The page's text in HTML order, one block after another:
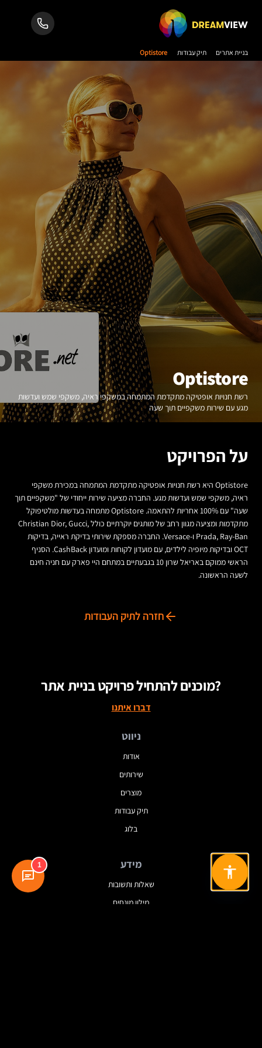
בניית אתרים תיק עבודות Optistore
Optistore
רשת חנויות אופטיקה מתקדמת המתמחה במשקפי ראיה, משקפי שמש ועדשות
מגע עם שירות משקפיים תוך שעה
על הפרויקט
Optistore היא רשת חנויות אופטיקה מתקדמת המתמחה במכירת משקפי
ראיה, משקפי שמש ועדשות מגע. החברה מציעה שירות ייחודי של "משקפיים תוך
שעה" עם 100% אחריות להתאמה. Optistore מתמחה בעדשות מולטיפוקל
מתקדמות ומציעה מגוון רחב של מותגים יוקרתיים כולל Christian Dior, Gucci,
Prada, Ray-Ban ו-Versace. החברה מספקת שירותי בדיקת ראייה, בדיקות
OCT ובדיקות מיופיה לילדים, עם מועדון לקוחות ומועדון CashBack. הסניף
הראשי ממוקם באריאל שרון 10 בגבעתיים במתחם היי פארק עם חניה חינם
לשעה הראשונה.
חזרה לתיק העבודות
מוכנים להתחיל פרויקט בניית אתר?
דברו איתנו
ניווט
אודות
שירותים
מוצרים
תיק עבודות
בלוג
מידע
שאלות ותשובות
מילון מונחים
1